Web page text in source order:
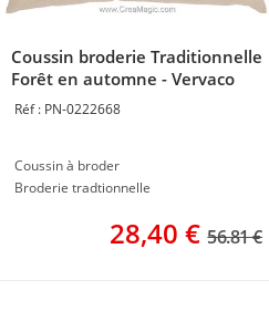
Coussin broderie Traditionnelle
Forêt en automne - Vervaco
PN-0222668
Coussin à broder
Broderie tradtionnelle
28,40 € 56.81 €